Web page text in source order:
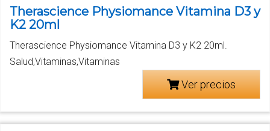
Therascience Physiomance Vitamina D3 y
K2 20ml
Therascience Physiomance Vitamina D3 y K2 20ml.
Salud,Vitaminas,Vitaminas
Ver precios